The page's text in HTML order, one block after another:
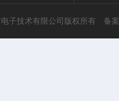
子技术有限公司版权所有 备